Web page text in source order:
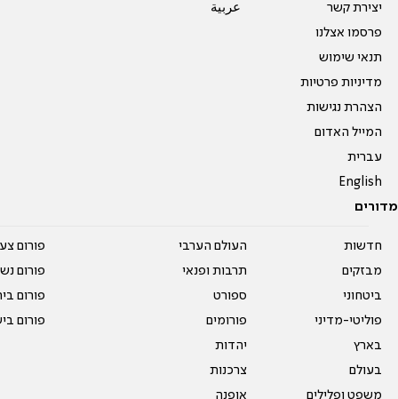
יצירת קשר
פרסמו אצלנו
תנאי שימוש
מדיניות פרטיות
הצהרת נגישות
המייל האדום
עברית
English
عربية
מדורים
חדשות
מבזקים
ביטחוני
פוליטי-מדיני
בארץ
בעולם
משפט ופלילים
העולם הערבי
תרבות ופנאי
ספורט
פורומים
יהדות
צרכנות
אופנה
פורום
פורום
פורום
פורום